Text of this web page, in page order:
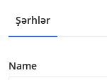
Şərhlər
Name